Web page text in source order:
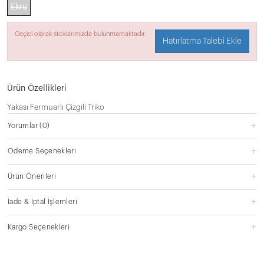
Ekru
Geçici olarak stoklarımızda bulunmamaktadır.
Hatırlatma Talebi Ekle
Ürün Özellikleri
Yakası Fermuarlı Çizgili Triko
Yorumlar(0)
Ödeme Seçenekleri
Ürün Önerileri
İade & İptal İşlemleri
Kargo Seçenekleri